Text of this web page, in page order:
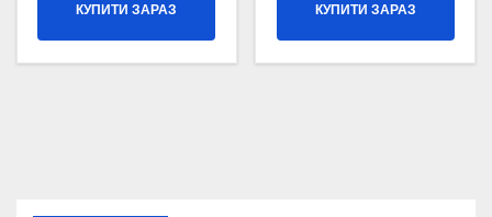
КУПИТИ ЗАРАЗ КУПИТИ ЗАРАЗ